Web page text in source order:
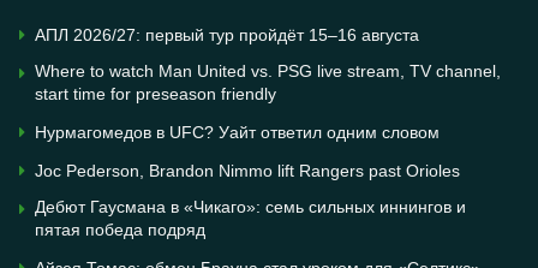
АПЛ 2026/27: первый тур пройдёт 15–16 августа
Where to watch Man United vs. PSG live stream, TV channel,
start time for preseason friendly
Нурмагомедов в UFC? Уайт ответил одним словом
Joc Pederson, Brandon Nimmo lift Rangers past Orioles
Дебют Гаусмана в «Чикаго»: семь сильных иннингов и
пятая победа подряд